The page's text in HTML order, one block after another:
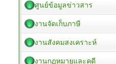
ศูนย์ข้อมูลข่าวสาร
งานจัดเก็บภาษี
งานสังคมสงเคราะห์
งานกฏหมายและคดี